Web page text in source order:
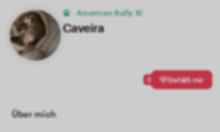
American Bully Xl
Caveira
0 Gefällt mir
Über mich